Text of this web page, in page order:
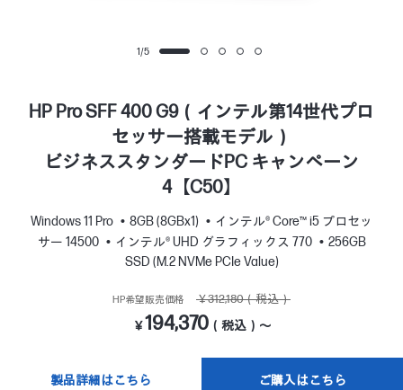
1/5
HP Pro SFF 400 G9（インテル第14世代プロ
セッサー搭載モデル）
ビジネススタンダードPC キャンペーン
4【C50】
Windows 11 Pro 8GB (8GBx1)
インテル® Core™ i5 プロセッ
サー 14500
インテル® UHD グラフィックス 770
256GB
SSD (M.2 NVMe PCIe Value)
HP希望販売価格 ￥312,180（税込）
￥194,370（税込）～
製品詳細はこちら ご購入はこちら